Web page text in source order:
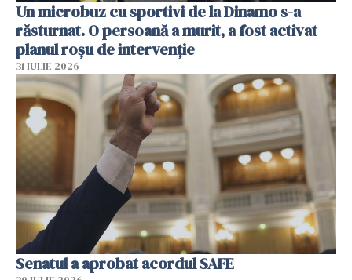
Un microbuz cu sportivi de la Dinamo s-a
răsturnat. O persoană a murit, a fost activat
planul roșu de intervenție
31 IULIE 2026
Senatul a aprobat acordul SAFE